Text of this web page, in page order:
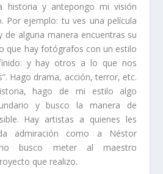
historia y antepongo mi visión
Por ejemplo: tu ves una película
alguna manera encuentras su
que hay fotógrafos con un estilo
y hay otros a lo que nos
Hago drama, acción, terror, etc.
hago de mi estilo algo
y busco la manera de
Hay artistas a quienes les
admiración como a Néstor
busco meter al maestro
que realizo.